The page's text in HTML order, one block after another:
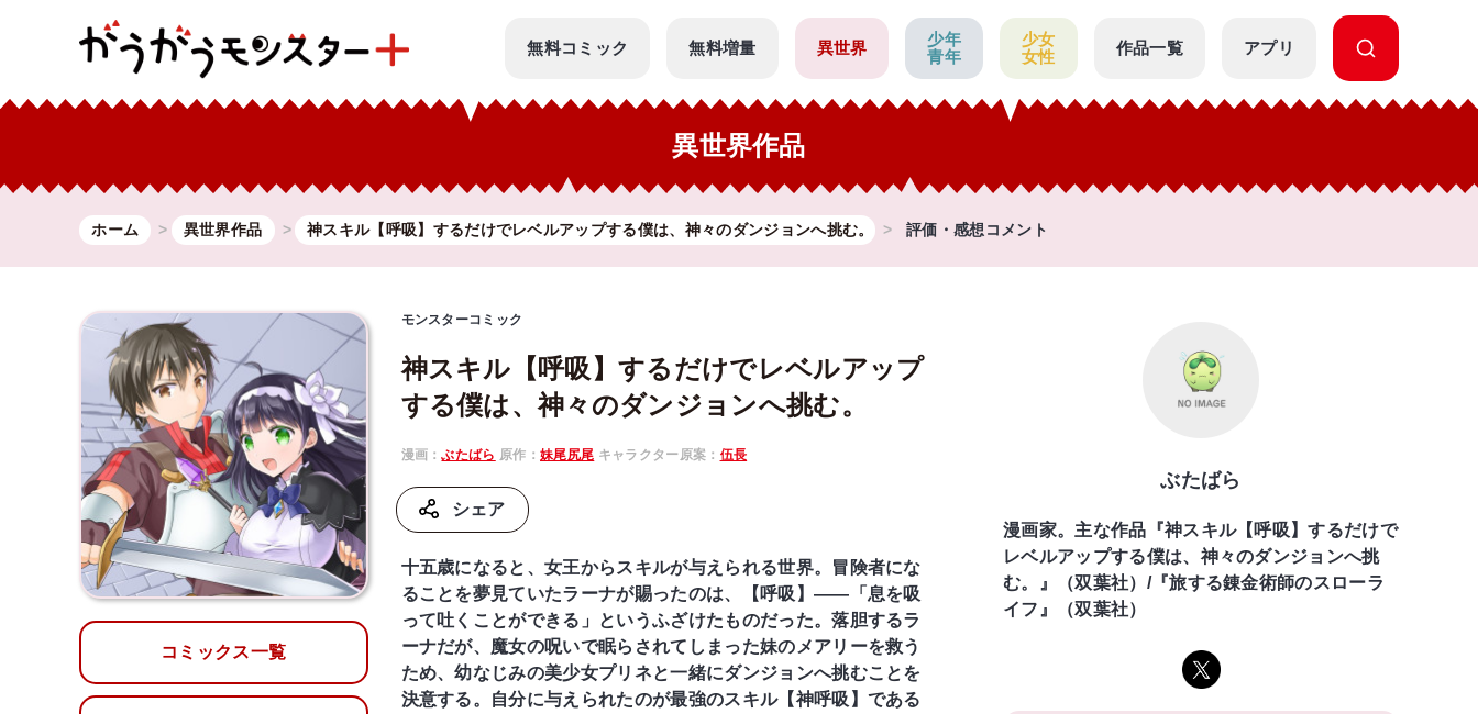
無料コミック 無料増量 異世界
少年
青年
少女
女性
作品一覧 アプリ
異世界作品
ホーム 異世界作品 神スキル【呼吸】するだけでレベルアップする僕は、神々のダンジョンへ挑む。 評価・感想コメント
コミックス一覧
モンスターコミック
神スキル【呼吸】するだけでレベルアップ
する僕は、神々のダンジョンへ挑む。
漫画：ぶたばら 原作：妹尾尻尾 キャラクター原案： 伍長
シェア
十五歳になると、女王からスキルが与えられる世界。冒険者にな
ることを夢見ていたラーナが賜ったのは、【呼吸】――「息を吸
って吐くことができる」というふざけたものだった。落胆するラ
ーナだが、魔女の呪いで眠らされてしまった妹のメアリーを救う
ため、幼なじみの美少女プリネと一緒にダンジョンへ挑むことを
決意する。自分に与えられたのが最強のスキル【神呼吸】である
ぶたばら
漫画家。主な作品『神スキル【呼吸】するだけで
レベルアップする僕は、神々のダンジョンへ挑
む。』（双葉社）/『旅する錬金術師のスローラ
イフ』（双葉社）